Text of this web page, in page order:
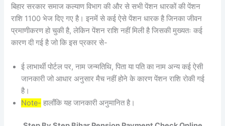
बिहार सरकार समाज कल्याण विभाग की और से सभी पेंशन धारकों की पेंशन
राशि 1100 भेज दिए गए है। इनमें से कई ऐसे पेंशन धारक है जिनका जीवन
प्रमाणीकरण हो चुकी है, लेकिन पेंशन राशि नहीं मिली है जिसकी मुख्यतः कई
कारण दी गई है जो कि इस प्रकार से-
ई लाभार्थी पोर्टल पर, नाम जन्मतिथि, पिता या पति का नाम अन्य कई ऐसी
जानकारी जो आधार अनुसार मैच नहीं होने के कारण पेंशन राशि रोकी गई
है।
Note- हालाँकि यह जानकारी अनुमानित है।